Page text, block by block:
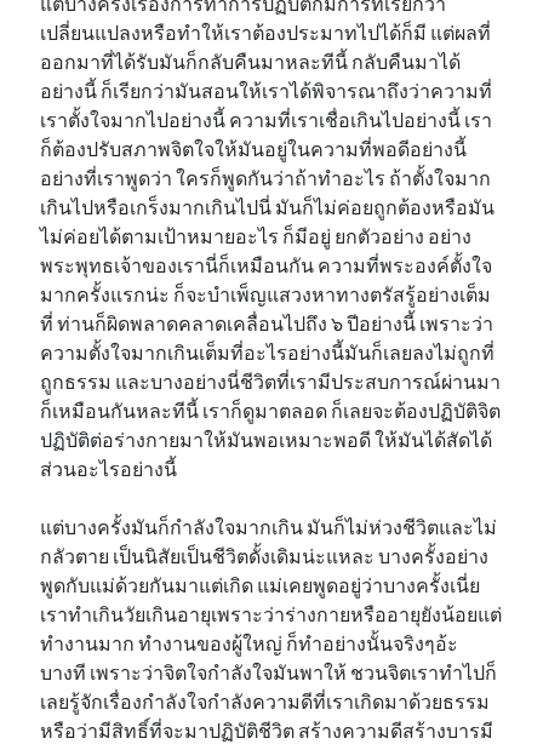
เปลี่ยนแปลงหรือทำให้เราต้องประมาทไปได้ก็มี แต่ผลที่
ออกมาที่ได้รับมันก็กลับคืนมาหละทีนี้ กลับคืนมาได้
อย่างนี้ ก็เรียกว่ามันสอนให้เราได้พิจารณาถึงว่าความที่
เราตั้งใจมากไปอย่างนี้ ความที่เราเชื่อเกินไปอย่างนี้ เรา
ก็ต้องปรับสภาพจิตใจให้มันอยู่ในความที่พอดีอย่างนี้
อย่างที่เราพูดว่า ใครก็พูดกันว่าถ้าทำอะไร ถ้าตั้งใจมาก
เกินไปหรือเกร็งมากเกินไปนี่ มันก็ไม่ค่อยถูกต้องหรือมัน
ไม่ค่อยได้ตามเป้าหมายอะไร ก็มีอยู่ ยกตัวอย่าง อย่าง
พระพุทธเจ้าของเรานี่ก็เหมือนกัน ความที่พระองค์ตั้งใจ
มากครั้งแรกน่ะ ก็จะบำเพ็ญแสวงหาทางตรัสรู้อย่างเต็ม
ที่ ท่านก็ผิดพลาดคลาดเคลื่อนไปถึง ๖ ปีอย่างนี้ เพราะว่า
ความตั้งใจมากเกินเต็มที่อะไรอย่างนี้มันก็เลยลงไม่ถูกที่
ถูกธรรม และบางอย่างนี่ชีวิตที่เรามีประสบการณ์ผ่านมา
ก็เหมือนกันหละทีนี้ เราก็ดูมาตลอด ก็เลยจะต้องปฏิบัติจิต
ปฏิบัติต่อร่างกายมาให้มันพอเหมาะพอดี ให้มันได้สัดได้
ส่วนอะไรอย่างนี้
แต่บางครั้งมันก็กำลังใจมากเกิน มันก็ไม่ห่วงชีวิตและไม่
กลัวตาย เป็นนิสัยเป็นชีวิตดั้งเดิมน่ะแหละ บางครั้งอย่าง
พูดกับแม่ด้วยกันมาแต่เกิด แม่เคยพูดอยู่ว่าบางครั้งเนี่ย
เราทำเกินวัยเกินอายุเพราะว่าร่างกายหรืออายุยังน้อยแต่
ทำงานมาก ทำงานของผู้ใหญ่ ก็ทำอย่างนั้นจริงๆอ้ะ
บางที เพราะว่าจิตใจกำลังใจมันพาให้ ชวนจิตเราทำไปก็
เลยรู้จักเรื่องกำลังใจกำลังความดีที่เราเกิดมาด้วยธรรม
หรือว่ามีสิทธิ์ที่จะมาปฏิบัติชีวิต สร้างความดีสร้างบารมี